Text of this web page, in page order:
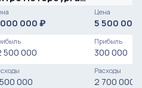
100% загрузкой
000 ₽
500 000
000
Цена
5 500 000
Прибыль
300 000
Расходы
2 700 000